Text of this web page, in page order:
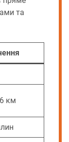
та
км